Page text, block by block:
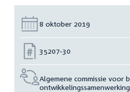
Datum:
8 oktober 2019
Nummer:
35207-30
Algemene commissie voor